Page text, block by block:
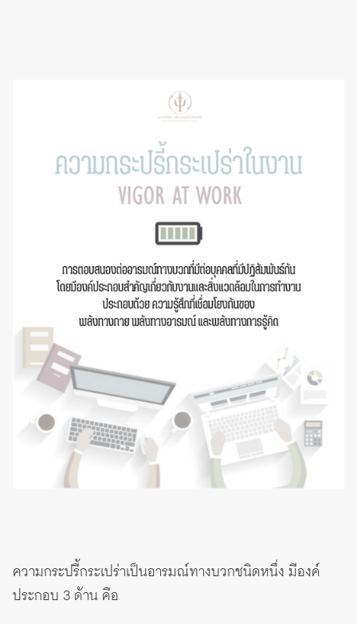
ความกระปรี้กระเปร่าเป็นอารมณ์ทางบวกชนิดหนึ่ง มีองค์
ประกอบ 3 ด้าน คือ